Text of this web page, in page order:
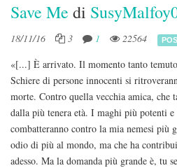
Save Me di
18/11/16 3 1 22564
«[...] È arrivato. Il momento tanto
Schiere di persone innocenti si
morte. Contro quella vecchia amica, che
dalla più tenera età. I maghi più potenti
combatteranno contro la mia nemesi più
odio di più al mondo, ma che ha
adesso. Ma la domanda più grande è, tu